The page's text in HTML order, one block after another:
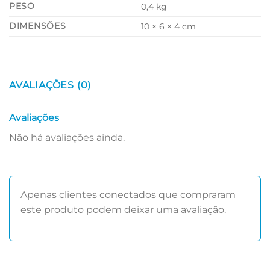
PESO
0,4 kg
DIMENSÕES
10 × 6 × 4 cm
AVALIAÇÕES (0)
Avaliações
Não há avaliações ainda.
Apenas clientes conectados que compraram
este produto podem deixar uma avaliação.